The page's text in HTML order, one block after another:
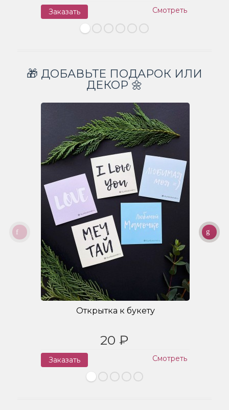
Заказать Смотреть
🎁 ДОБАВЬТЕ ПОДАРОК ИЛИ
ДЕКОР 🌼
Открытка к букету
20 ₽
Заказать Смотреть